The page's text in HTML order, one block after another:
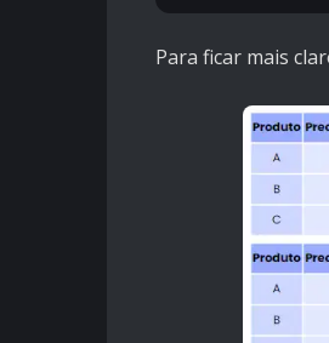
Para ficar mais